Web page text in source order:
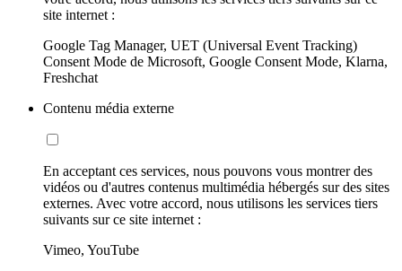
site internet :
Google Tag Manager, UET (Universal Event Tracking)
Consent Mode de Microsoft, Google Consent Mode, Klarna,
Freshchat
Contenu média externe
En acceptant ces services, nous pouvons vous montrer des
vidéos ou d'autres contenus multimédia hébergés sur des sites
externes. Avec votre accord, nous utilisons les services tiers
suivants sur ce site internet :
Vimeo, YouTube